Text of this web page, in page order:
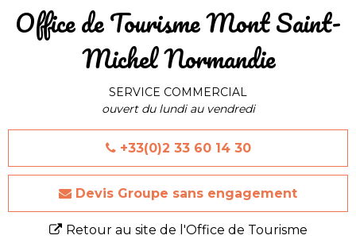
​Office de Tourisme Mont Saint-
Michel Normandie
SERVICE COMMERCIAL
ouvert du lundi au vendredi
+33(0)2 33 60 14 30
Devis Groupe sans engagement
Retour au site de l'Office de Tourisme